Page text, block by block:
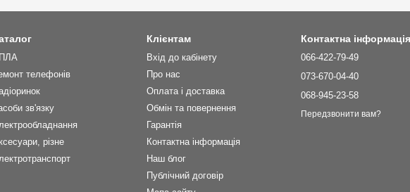
телефонів
зв'язку
різне
Клієнтам
Вхід до кабінету
Про нас
Оплата і доставка
Обмін та повернення
Гарантія
Контактна інформація
Наш блог
Публічний договір
Контактна інформація
066-422-79-49
073-670-04-40
068-945-23-58
Передзвонити вам?